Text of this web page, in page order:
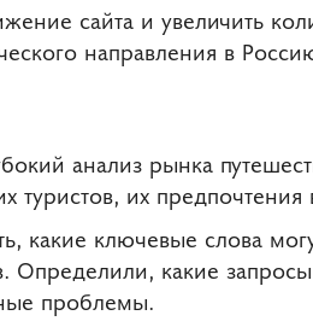
сайта и увеличить
направления в
анализ рынка
туристов, их
какие ключевые слова
Определили, какие
проблемы.